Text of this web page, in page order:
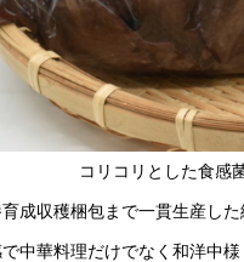
コリコリとした食感
成収穫梱包まで一貫生産した
中華料理だけでなく和洋中